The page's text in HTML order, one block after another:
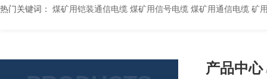
热门关键词： 煤矿用铠装通信电缆 煤矿用信号电缆 煤矿用通信电缆 矿用阻燃通信电缆 矿用监控电缆 矿用通信电缆 橡套软电缆YZ-3*1.5+1 YCW橡胶电缆3*10+1*6 船用橡套软电缆CEFR-3*2.5 煤矿用移动橡套软电缆MY3*4+1*4
产品中心